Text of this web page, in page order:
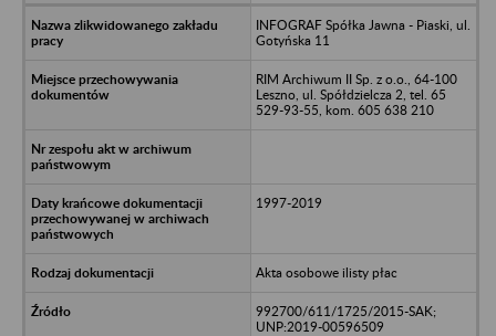
INFOGRAF Spółka Jawna - Piaski, ul.
Gotyńska 11
RIM Archiwum II Sp. z o.o., 64-100
Leszno, ul. Spółdzielcza 2, tel. 65
529-93-55, kom. 605 638 210
1997-2019
Akta osobowe ilisty płac
992700/611/1725/2015-SAK;
UNP:2019-00596509